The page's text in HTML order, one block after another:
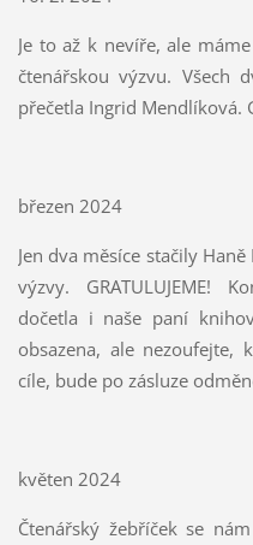
Je to až k nevíře, ale
čtenářskou výzvu. Všech
přečetla Ingrid Mendlíková.
březen 2024
Jen dva měsíce stačily
výzvy. GRATULUJEME!
dočetla i naše paní
obsazena, ale nezoufejte,
cíle, bude po zásluze
květen 2024
Čtenářský žebříček se